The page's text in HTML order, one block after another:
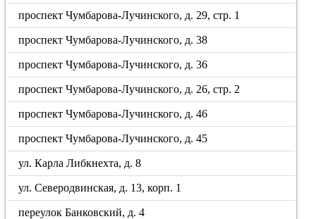
проспект Чумбарова-Лучинского, д. 29, стр. 1
проспект Чумбарова-Лучинского, д. 38
проспект Чумбарова-Лучинского, д. 36
проспект Чумбарова-Лучинского, д. 26, стр. 2
проспект Чумбарова-Лучинского, д. 46
проспект Чумбарова-Лучинского, д. 45
ул. Карла Либкнехта, д. 8
ул. Северодвинская, д. 13, корп. 1
переулок Банковский, д. 4